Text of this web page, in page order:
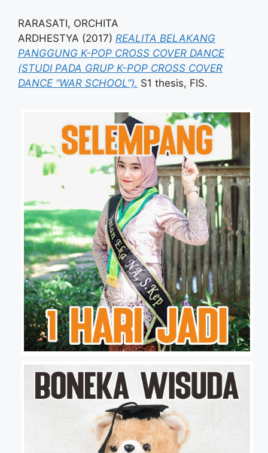
RARASATI, ORCHITA
ARDHESTYA (2017) REALITA BELAKANG
PANGGUNG K-POP CROSS COVER DANCE
(STUDI PADA GRUP K-POP CROSS COVER
DANCE “WAR SCHOOL”). S1 thesis, FIS.